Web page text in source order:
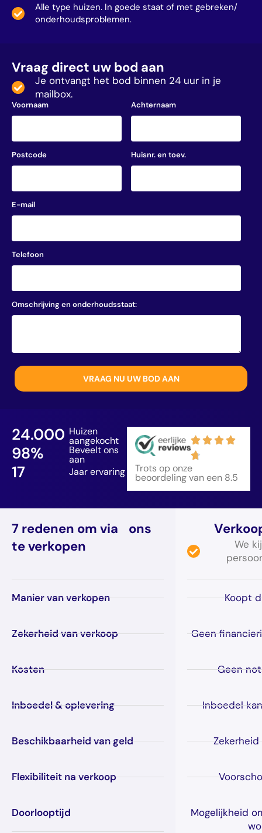
Alle type huizen. In goede staat of met gebreken/
onderhoudsproblemen.
Vraag direct uw bod aan
Je ontvangt het bod binnen 24 uur in je
mailbox.
Voornaam Achternaam
Postcode Huisnr. en toev.
E-mail
Telefoon
Omschrijving en onderhoudsstaat:
Huizen
aangekocht
24.000
Beveelt ons
aan
98%
Jaar ervaring
17 Trots op onze
beoordeling van een 8.5
7 redenen om via ons
te verkopen
Manier van verkopen
Zekerheid van verkoop
Kosten
Inboedel & oplevering
Beschikbaarheid van geld
Flexibiliteit na verkoop
Doorlooptijd
We
Koopt
Geen
Geen
Inboedel
Mogelijkheid